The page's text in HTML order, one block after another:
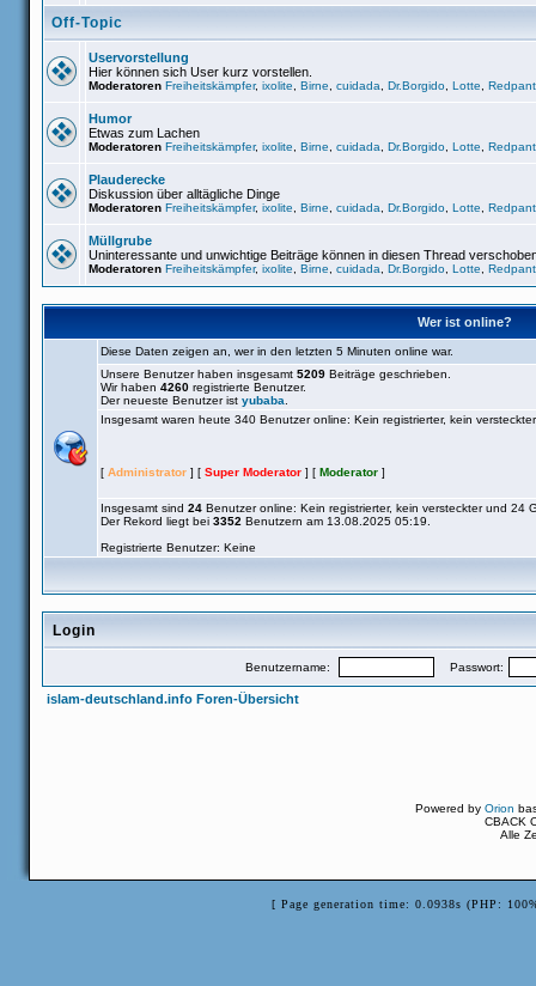
Off-Topic
Uservorstellung
Hier können sich User kurz vorstellen.
Moderatoren Freiheitskämpfer, ixolite Birne cuidada Dr.Borgido Lotte
Humor
Etwas zum Lachen
Moderatoren Freiheitskämpfer, ixolite Birne cuidada Dr.Borgido Lotte
Plauderecke
Diskussion über alltägliche Dinge
Moderatoren Freiheitskämpfer, ixolite Birne cuidada Dr.Borgido Lotte
Müllgrube
Uninteressante und unwichtige Beiträge können in diesen Thread
Moderatoren Freiheitskämpfer, ixolite Birne cuidada Dr.Borgido Lotte
Wer ist online?
Diese Daten zeigen an, wer in den letzten 5 Minuten online war.
Unsere Benutzer haben insgesamt 5209 Beiträge geschrieben.
Wir haben 4260 registrierte Benutzer.
Der neueste Benutzer ist yubaba
Insgesamt waren heute 340 Benutzer online: Kein registrierter, kein
[ Administrator ] [ Super Moderator ] [ Moderator ]
Insgesamt sind 24 Benutzer online: Kein registrierter, kein versteckter und 24
Der Rekord liegt bei 3352 Benutzern am 13.08.2025 05:19.
Registrierte Benutzer: Keine
Login
Benutzername: Passwort:
islam-deutschland.info Foren-Übersicht
Powered byOrion
CBACK
Alle
[ Page generation time: 0.0938s (PHP: